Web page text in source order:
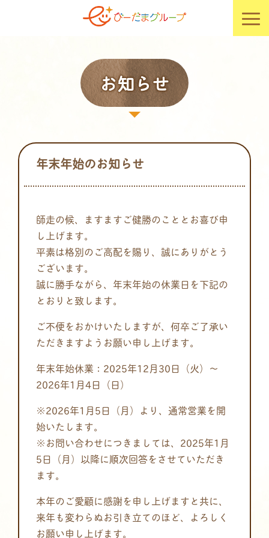
お知らせ
年末年始のお知らせ
師走の候、ますますご健勝のこととお喜び申
し上げます。
平素は格別のご高配を賜り、誠にありがとう
ございます。
誠に勝手ながら、年末年始の休業日を下記の
とおりと致します。
ご不便をおかけいたしますが、何卒ご了承い
ただきますようお願い申し上げます。
年末年始休業：2025年12月30日（火）～
2026年1月4日（日）
※2026年1月5日（月）より、通常営業を開
始いたします。
※お問い合わせにつきましては、2025年1月
5日（月）以降に順次回答をさせていただき
ます。
本年のご愛顧に感謝を申し上げますと共に、
来年も変わらぬお引き立てのほど、よろしく
お願い申し上げます。